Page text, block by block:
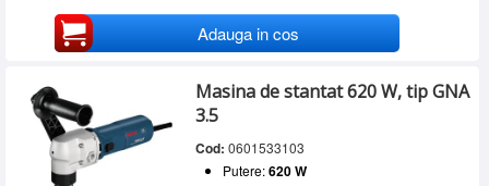
Adauga in cos
Masina de stantat 620 W, tip GNA
3.5
Cod: 0601533103
Putere:620 W